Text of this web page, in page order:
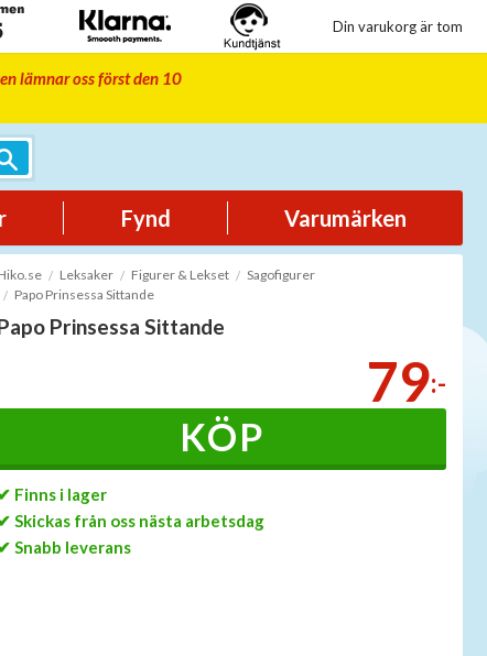
Din varukorg är tom
lämnar oss först den 10
Fynd Varumärken
Leksaker Figurer & Lekset
Sagofigurer
Papo Prinsessa Sittande
Prinsessa Sittande
79:-
KÖP
Finns i lager
Skickas från oss nästa arbetsdag
Snabb leverans